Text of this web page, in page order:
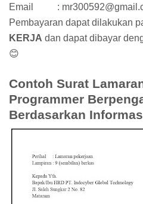
Email :
Pembayaran dapat dilakukan
KERJA dan dapat dibayar
😊
Contoh Surat
Programmer
Berdasarkan